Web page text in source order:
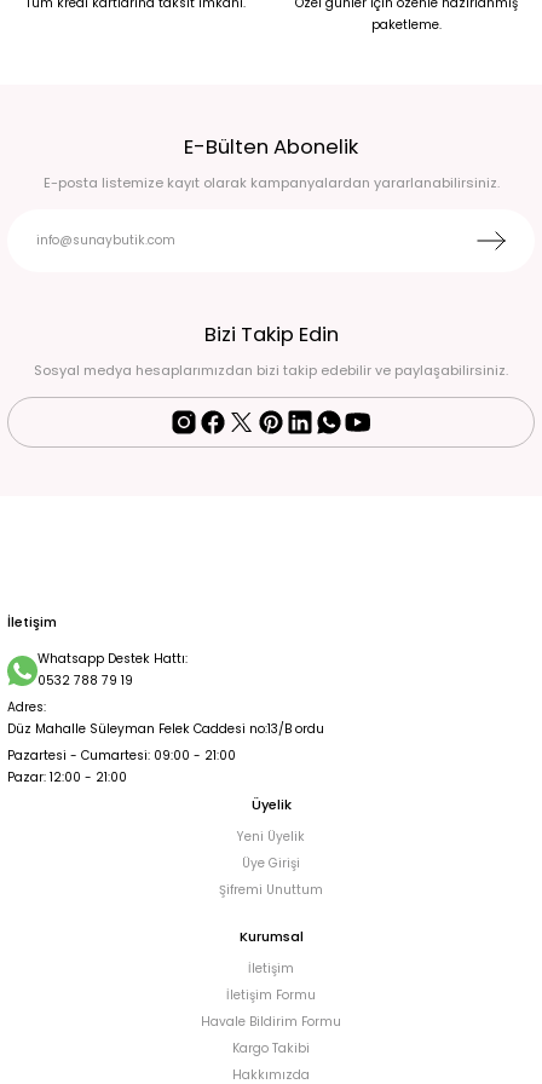
2.250,00 TL
BEJ YELEK PANTOLON TAKIM 48 LEOPAR DESEN SATEN İKİLİ TAKIM 50
paketleme.
E-Bülten Abonelik
E-posta listemize kayıt olarak kampanyalardan yararlanabilirsiniz.
Bizi Takip Edin
Sosyal medya hesaplarımızdan bizi takip edebilir ve paylaşabilirsiniz.
İletişim
Whatsapp Destek Hattı:
0532 788 79 19
Adres:
Düz Mahalle Süleyman Felek Caddesi no:13/B ordu
Pazartesi - Cumartesi: 09:00 - 21:00
Pazar: 12:00 - 21:00
Üyelik
Yeni Üyelik
Üye Girişi
Şifremi Unuttum
Kurumsal
İletişim
İletişim Formu
Havale Bildirim Formu
Kargo Takibi
Hakkımızda